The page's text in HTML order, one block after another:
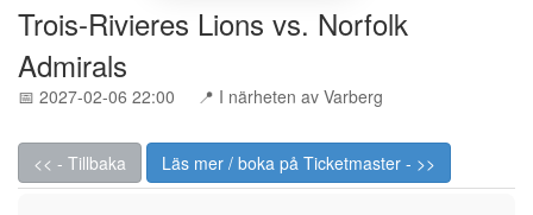
Trois-Rivieres Lions vs. Norfolk
Admirals
📅 2027-02-06 22:00 📍 I närheten av Varberg
<< - Tillbaka Läs mer / boka på Ticketmaster - >>